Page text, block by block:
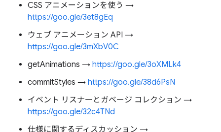
CSS アニメーションを使う →
https://goo.gle/3et8gEq
ウェブ アニメーション API →
https://goo.gle/3mXbV0C
getAnimations → https://goo.gle/3oXMLk4
commitStyles → https://goo.gle/38d6PsN
イベント リスナーとガベージ コレクション →
https://goo.gle/32c4TNd
仕様に関するディスカッション →